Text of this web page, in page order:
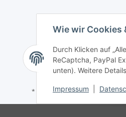
Wie wir Cookies
Durch Klicken auf
ReCaptcha, PayPal
unten). Weitere
Impressum
* Alle Preise inkl. gesetzlicher